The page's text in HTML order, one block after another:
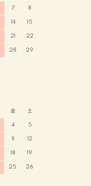
7 8
14 15
21 22
28 29
金 土
4 5
11 12
18 19
25 26